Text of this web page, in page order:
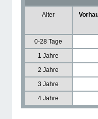
Alter
0-28 Tage
1 Jahre
2 Jahre
3 Jahre
4 Jahre